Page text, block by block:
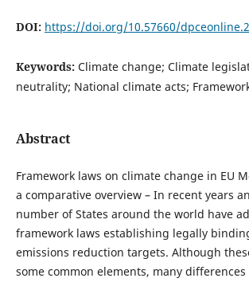
DOI: https://doi.org/10.57660/
Keywords: Climate change; Climate
neutrality; National climate acts;
Abstract
Framework laws on climate change in EU
a comparative overview – In recent years
number of States around the world have
framework laws establishing legally
emissions reduction targets. Although
some common elements, many